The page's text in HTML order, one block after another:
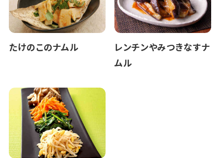
たけのこのナムル
レンチンやみつきなすナ
ムル